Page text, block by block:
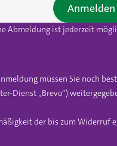
Abmeldung ist jederzeit
Anmelden
müssen Sie noch
Dienst „Brevo“)
der bis zum Widerruf